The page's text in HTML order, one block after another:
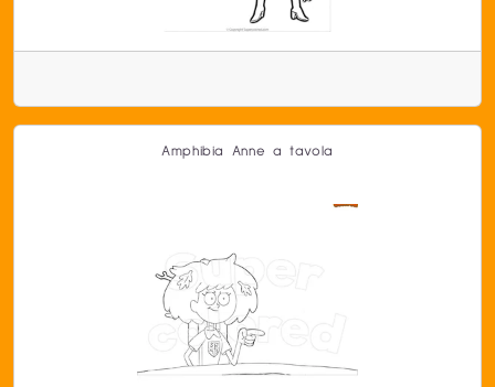
Amphibia Anne a tavola